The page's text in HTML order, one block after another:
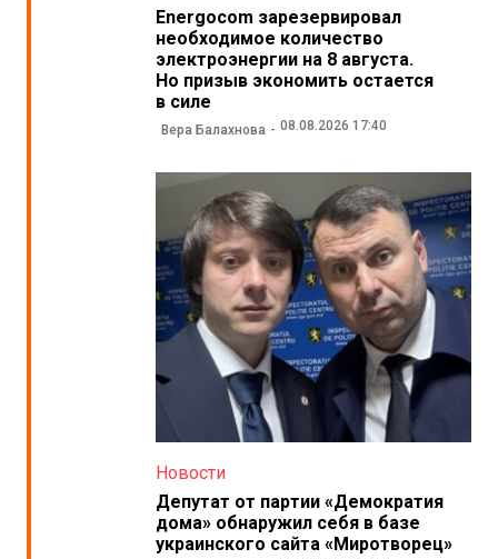
Energocom зарезервировал
необходимое количество
электроэнергии на 8 августа.
Но призыв экономить остается
в силе
Вера Балахнова 08.08.2026 17:40
Новости
Депутат от партии «Демократия
дома» обнаружил себя в базе
украинского сайта «Миротворец»